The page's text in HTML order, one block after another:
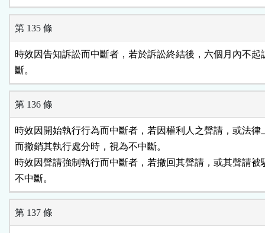
第 135 條
時效因告知訴訟而中斷者，若於訴訟終結後，六個月內不起
斷。
第 136 條
時效因開始執行行為而中斷者，若因權利人之聲請，或法律
而撤銷其執行處分時，視為不中斷。
時效因聲請強制執行而中斷者，若撤回其聲請，或其聲請被
不中斷。
第 137 條